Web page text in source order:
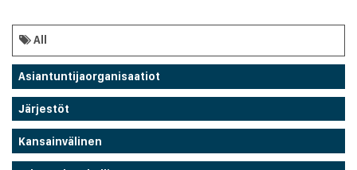
All
Asiantuntijaorganisaatiot
Järjestöt
Kansainvälinen